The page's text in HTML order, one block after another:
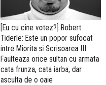
[Eu cu cine votez?] Robert
Tiderle: Este un popor sufocat
intre Miorita si Scrisoarea III.
Faulteaza orice sultan cu armata
cata frunza, cata iarba, dar
asculta de o oaie